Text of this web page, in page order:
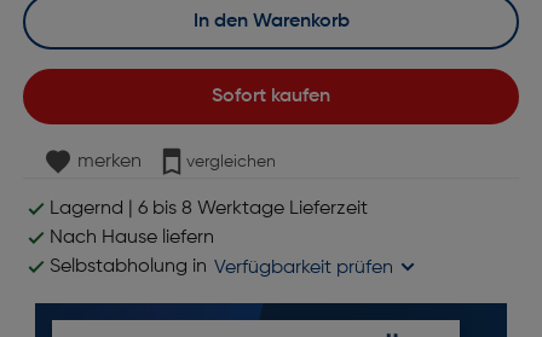
Sofort kaufen
In den Warenkorb
merken vergleichen
Lagernd | 6 bis 8 Werktage Lieferzeit
Nach Hause liefern
Selbstabholung in Verfügbarkeit prüfen